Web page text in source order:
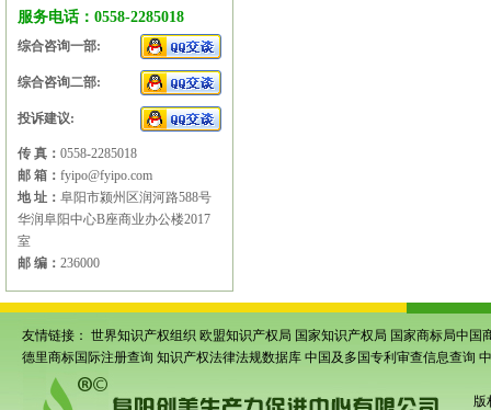
服务电话：0558-2285018
综合咨询一部:
综合咨询二部:
投诉建议:
传 真： 0558-2285018
邮 箱： fyipo@fyipo.com
地 址： 阜阳市颍州区润河路588号
华润阜阳中心B座商业办公楼2017
室
邮 编： 236000
友情链接： 世界知识产权组织 欧盟知识产权局 国家知识产权局 国家商标局中国
德里商标国际注册查询 知识产权法律法规数据库 中国及多国专利审查信息查询
版